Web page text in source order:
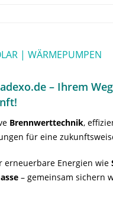
| WÄRMEPUMPEN
– Ihrem
Brennwerttechnik,
für eine
erneuerbare Energien wie
– gemeinsam sichern